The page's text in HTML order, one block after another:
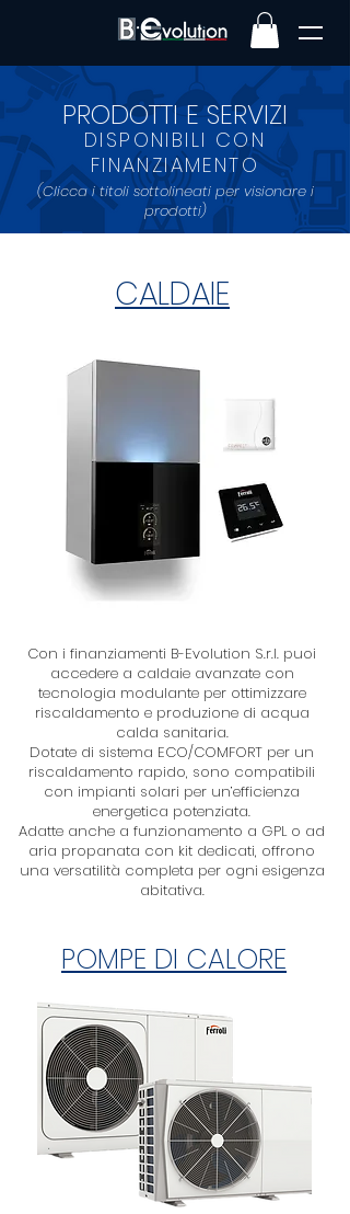
PRODOTTI E SERVIZI
DISPONIBILI CON
FINANZIAMENTO
(Clicca i titoli sottolineati per visionare i
prodotti)
CALDAIE
Con i finanziamenti B-Evolution S.r.l. puoi
accedere a caldaie avanzate con
tecnologia modulante per ottimizzare
riscaldamento e produzione di acqua
calda sanitaria.
Dotate di sistema ECO/COMFORT per un
riscaldamento rapido, sono compatibili
con impianti solari per un’efficienza
energetica potenziata.
Adatte anche a funzionamento a GPL o ad
aria propanata con kit dedicati, offrono
una versatilità completa per ogni esigenza
abitativa.
POMPE DI CALORE